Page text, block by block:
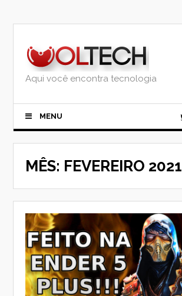
Aqui você encontra tecnologia
MENU
MÊS: FEVEREIRO 2021